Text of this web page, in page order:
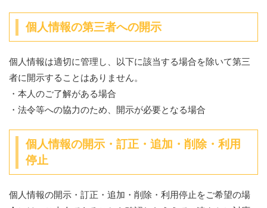
個人情報の第三者への開示
個人情報は適切に管理し、以下に該当する場合を除いて第三
者に開示することはありません。
・本人のご了解がある場合
・法令等への協力のため、開示が必要となる場合
個人情報の開示・訂正・追加・削除・利用
停止
個人情報の開示・訂正・追加・削除・利用停止をご希望の場